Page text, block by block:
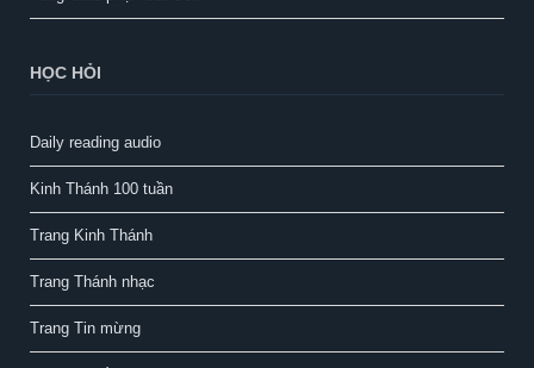
HỌC HỎI
Daily reading audio
Kinh Thánh 100 tuần
Trang Kinh Thánh
Trang Thánh nhạc
Trang Tin mừng